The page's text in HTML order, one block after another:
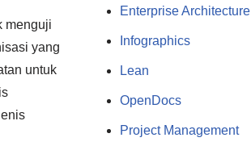
menguji
yang
untuk
Enterprise Architecture
Infographics
Lean
OpenDocs
Project Management